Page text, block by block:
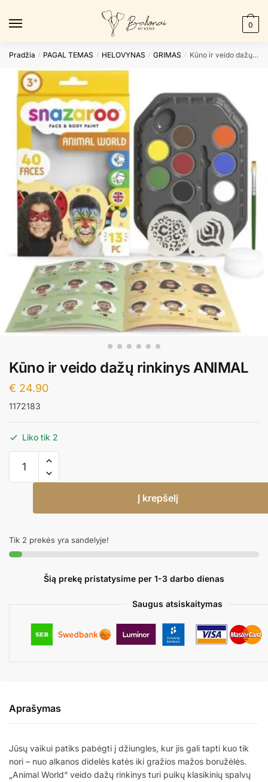
0
Pradžia / PAGAL TEMAS / HELOVYNAS / GRIMAS / Kūno ir veido dažų rinkinys ANIMAL
Kūno ir veido dažų rinkinys ANIMAL
€ 24.90
1172183
Liko tik 2
kiekis:
rinkinys
ANIMAL
Į krepšelį
Tik 2 prekės yra sandelyje!
Šią prekę pristatysime per 1-3 darbo dienas
Saugus atsiskaitymas
Aprašymas
Jūsų vaikui patiks pabėgti į džiungles, kur jis gali tapti kuo tik
nori – nuo ​​alkanos didelės katės iki gražios mažos boružėlės.
„Animal World“ veido dažų rinkinys turi puikų klasikinių spalvų